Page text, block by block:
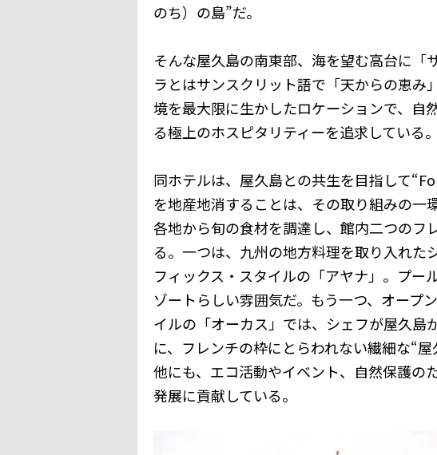
のち）の島”だ。
そんな屋久島の南東部、海を望む高台に「
ラとはサンスクリット語で「天からの恵み
境を最大限に生かしたロケーションで、自
る極上のホスピタリティーを追求している。
同ホテルは、屋久島との共生を目指して
を地産地消することは、その取り組みの一
各地から旬の食材を調達し、館内二つのフ
る。一つは、九州の地方料理を取り入れた
フィックス・スタイルの「アヤナ」。プー
ゾートらしい雰囲気だ。もう一つ、オープ
イルの「オーカス」では、シェフが屋久島
に、フレンチの枠にとらわれない繊細な“屋
他にも、エコ活動やイベント、自然保護の
発展に貢献している。